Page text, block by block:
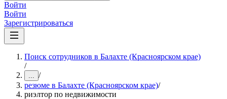
Войти
Войти
Зарегистрироваться
Поиск сотрудников в Балахте (Красноярском крае)
/
... /
резюме в Балахте (Красноярском крае)/
риэлтор по недвижимости